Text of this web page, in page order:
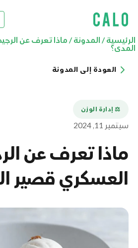
الرئيسية/ المدونة/ ماذا تعرف عن
المدى؟
العودة إلى المدونة
⚖️ إدارة الوزن
سبتمبر 11, 2024
ماذا تعرف عن
العسكري قصير